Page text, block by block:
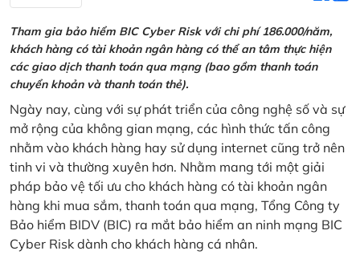
Tham gia bảo hiểm BIC Cyber Risk với chi phí 186.000/năm,
khách hàng có tài khoản ngân hàng có thể an tâm thực hiện
các giao dịch thanh toán qua mạng (bao gồm thanh toán
chuyển khoản và thanh toán thẻ).
Ngày nay, cùng với sự phát triển của công nghệ số và sự
mở rộng của không gian mạng, các hình thức tấn công
nhằm vào khách hàng hay sử dụng internet cũng trở nên
tinh vi và thường xuyên hơn. Nhằm mang tới một giải
pháp bảo vệ tối ưu cho khách hàng có tài khoản ngân
hàng khi mua sắm, thanh toán qua mạng, Tổng Công ty
Bảo hiểm BIDV (BIC) ra mắt bảo hiểm an ninh mạng BIC
Cyber Risk dành cho khách hàng cá nhân.